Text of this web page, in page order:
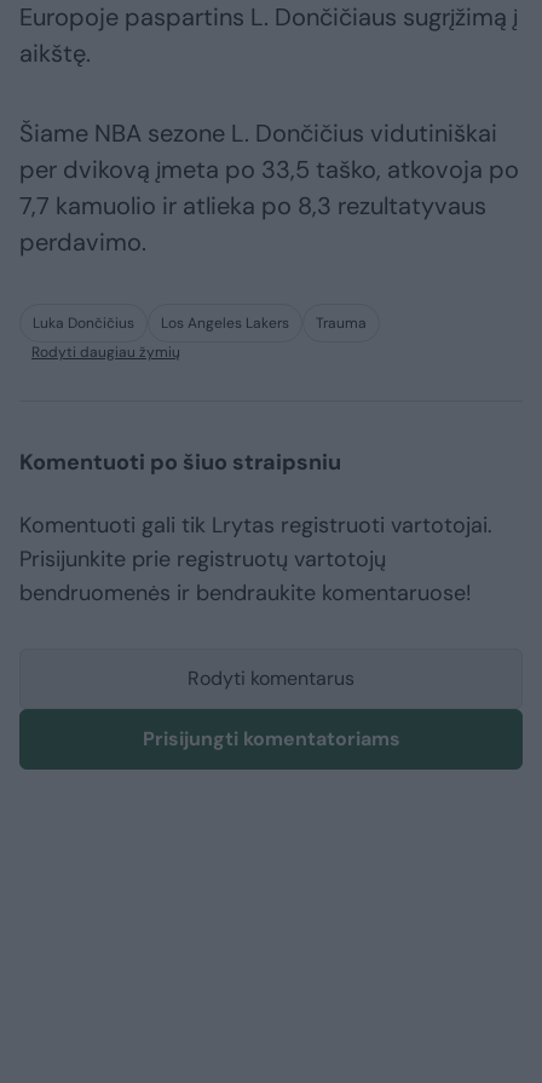
Europoje paspartins L. Dončičiaus sugrįžimą į
aikštę.
Šiame NBA sezone L. Dončičius vidutiniškai
per dvikovą įmeta po 33,5 taško, atkovoja po
7,7 kamuolio ir atlieka po 8,3 rezultatyvaus
perdavimo.
Luka Dončičius Los Angeles Lakers
Trauma
Rodyti daugiau žymių
Komentuoti po šiuo straipsniu
Komentuoti gali tik Lrytas registruoti vartotojai.
Prisijunkite prie registruotų vartotojų
bendruomenės ir bendraukite komentaruose!
Rodyti komentarus
Prisijungti komentatoriams